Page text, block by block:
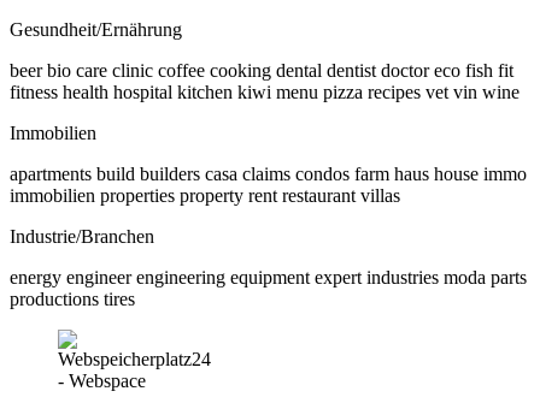
Gesundheit/Ernährung
beer bio care clinic coffee cooking dental dentist doctor eco fish fit
fitness health hospital kitchen kiwi menu pizza recipes vet vin wine
Immobilien
apartments build builders casa claims condos farm haus house immo
immobilien properties property rent restaurant villas
Industrie/Branchen
energy engineer engineering equipment expert industries moda parts
productions tires